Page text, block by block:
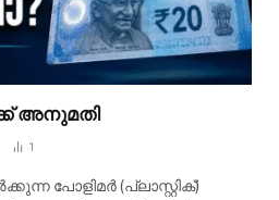
അനുമതി
1
പോളിമർ (പ്ലാസ്റ്റിക്)